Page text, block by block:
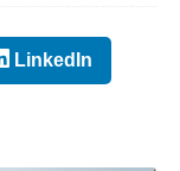
LinkedIn